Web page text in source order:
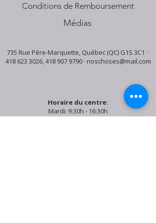
Conditions de Remboursement
Médias
735 Rue Père-Marquette, Québec (QC) G1S 3C1 ·
418 623 3026,418 907 9790· noschoses@mail.com
Horaire du centre:
Mardi: 9:30h - 16:30h